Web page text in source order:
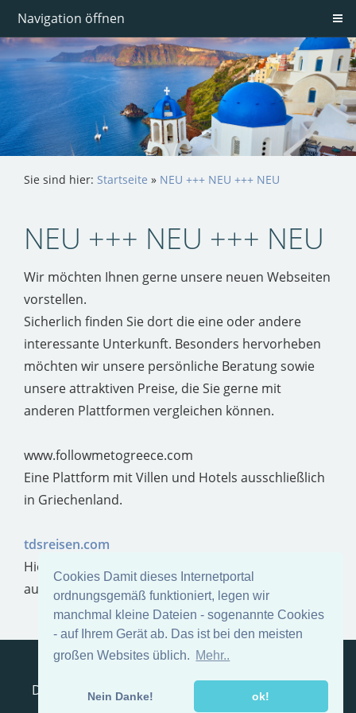
Cookies Damit dieses Internetportal
ordnungsgemäß funktioniert, legen wir
manchmal kleine Dateien - sogenannte Cookies
- auf Ihrem Gerät ab. Das ist bei den meisten
großen Websites üblich. Mehr..
Nein Danke! ok!
Navigation öffnen
Sie sind hier: Startseite » NEU +++ NEU +++ NEU
NEU +++ NEU +++ NEU
Wir möchten Ihnen gerne unsere neuen Webseiten
vorstellen.
Sicherlich finden Sie dort die eine oder andere
interessante Unterkunft. Besonders hervorheben
möchten wir unsere persönliche Beratung sowie
unsere attraktiven Preise, die Sie gerne mit
anderen Plattformen vergleichen können.
www.followmetogreece.com
Eine Plattform mit Villen und Hotels ausschließlich
in Griechenland.
tdsreisen.com
Hier finden Sie attraktive Pauschalreiseangebote
aus aller Welt.
Datenschutzerklärung
Pilion, Ferienhaus Pilion
Vorteile, wenn Sie nach Thessaloniki fliegen